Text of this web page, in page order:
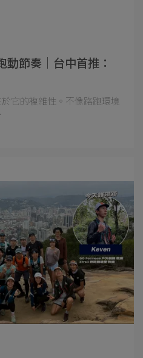
動節奏｜台中首推：
它的複雜性。不像路跑環境